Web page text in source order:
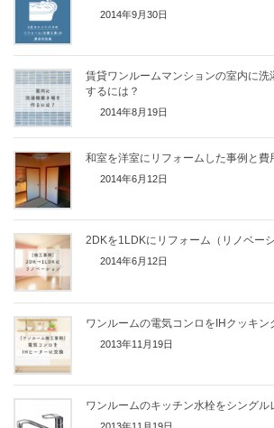
2014年9月30日
賃貸ワンルームマンションの室内に洗
するには？
2014年8月19日
和室を洋室にリフォームした事例と費
2014年6月12日
2DKを1LDKにリフォーム（リノベー
2014年6月12日
ワンルームの電気コンロをIHクッキン
2013年11月19日
ワンルームのキッチン水栓をシングル